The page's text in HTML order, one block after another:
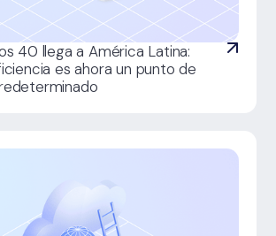
40 llega a América Latina:
es ahora un punto de